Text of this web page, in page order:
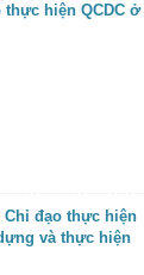
thực hiện QCDC ở
Chỉ đạo thực hiện
và thực hiện